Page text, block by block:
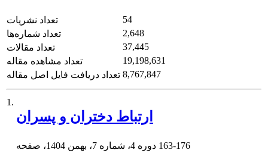
تعداد نشریات
54
تعداد شماره‌ها
2,648
تعداد مقالات
37,445
تعداد مشاهده مقاله
19,198,631
تعداد دریافت فایل اصل مقاله 8,767,847
1.
ارتباط دختران و پسران
163-176